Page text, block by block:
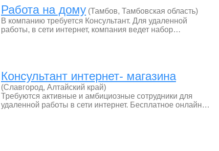
Работа на дому (Тамбов, Тамбовская область)
В компанию требуется Консультант. Для удаленной
работы, в сети интернет, компания ведет набор…
Консультант интернет- магазина
(Славгород, Алтайский край)
Требуются активные и амбициозные сотрудники для
удаленной работы в сети интернет. Бесплатное онлайн…